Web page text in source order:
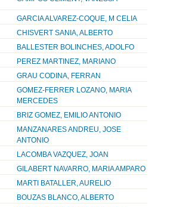
GARCIA ALVAREZ-COQUE, M CELIA
CHISVERT SANIA, ALBERTO
BALLESTER BOLINCHES, ADOLFO
PEREZ MARTINEZ, MARIANO
GRAU CODINA, FERRAN
GOMEZ-FERRER LOZANO, MARIA
MERCEDES
BRIZ GOMEZ, EMILIO ANTONIO
MANZANARES ANDREU, JOSE
ANTONIO
LACOMBA VAZQUEZ, JOAN
GILABERT NAVARRO, MARIA AMPARO
MARTI BATALLER, AURELIO
BOUZAS BLANCO, ALBERTO